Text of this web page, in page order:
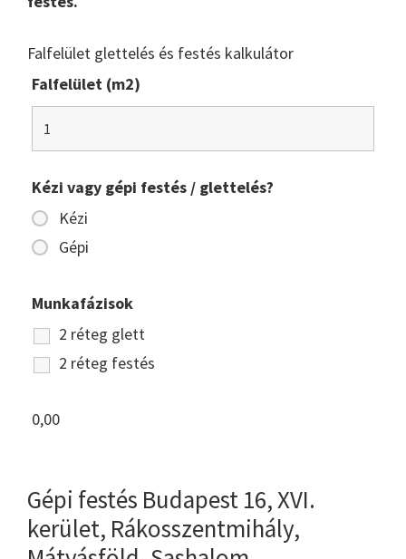
Falfelület glettelés és festés kalkulátor
Falfelület (m2)
Kézi vagy gépi festés / glettelés?
Kézi
Gépi
Munkafázisok
2 réteg glett
2 réteg festés
0,00
Gépi festés Budapest 16, XVI.
kerület, Rákosszentmihály,